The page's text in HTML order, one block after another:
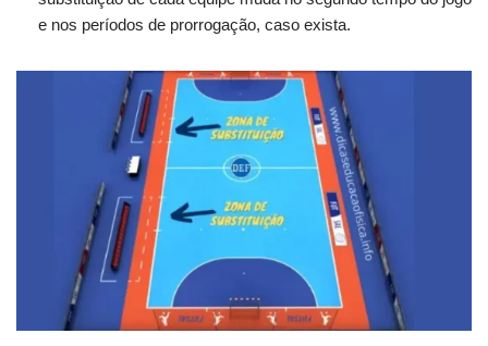
e nos períodos de prorrogação, caso exista.